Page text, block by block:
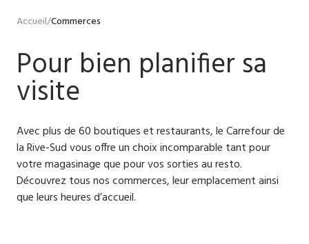
Accueil/Commerces
Pour bien planifier sa
visite
Avec plus de 60 boutiques et restaurants, le Carrefour de
la Rive-Sud vous offre un choix incomparable tant pour
votre magasinage que pour vos sorties au resto.
Découvrez tous nos commerces, leur emplacement ainsi
que leurs heures d’accueil.